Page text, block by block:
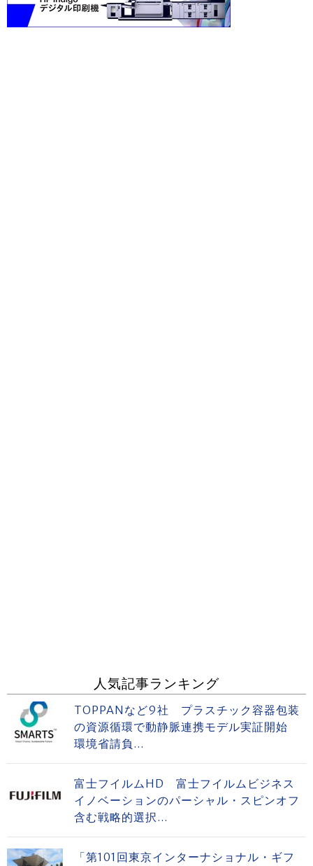
人気記事ランキング
TOPPANなど9社 プラスチック容器包装
の資源循環で動静脈連携モデル実証開始
環境省請負...
富士フイルムHD 富士フイルムビジネス
イノベーションのパーシャル・スピンオフ
含む戦略的選択...
「第101回東京インターナショナル・ギフ